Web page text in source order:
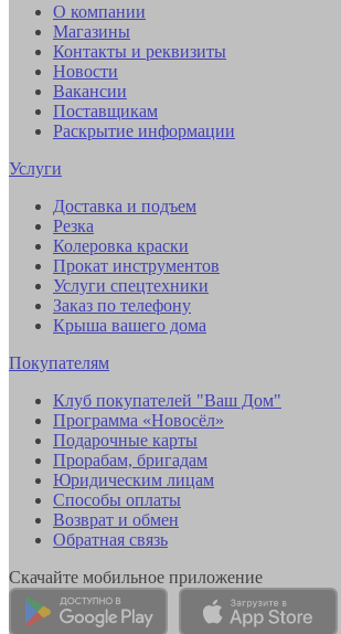
О компании
Магазины
Контакты и реквизиты
Новости
Вакансии
Поставщикам
Раскрытие информации
Услуги
Доставка и подъем
Резка
Колеровка краски
Прокат инструментов
Услуги спецтехники
Заказ по телефону
Крыша вашего дома
Покупателям
Клуб покупателей "Ваш Дом"
Программа «Новосёл»
Подарочные карты
Прорабам, бригадам
Юридическим лицам
Способы оплаты
Возврат и обмен
Обратная связь
Скачайте мобильное приложение